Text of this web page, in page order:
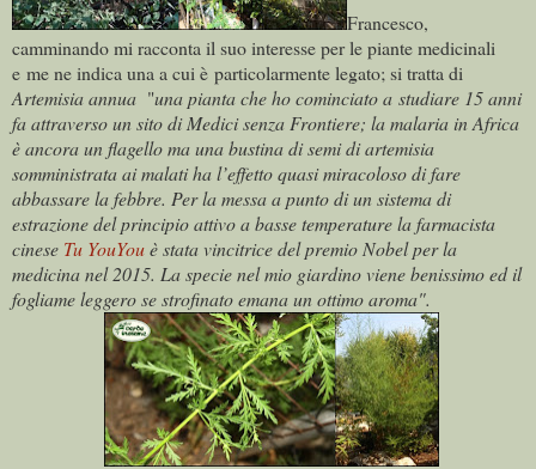
Francesco,
camminando mi racconta il suo interesse per le piante medicinali
e me ne indica una a cui è particolarmente legato; si tratta di
Artemisia annua "una pianta che ho cominciato a studiare 15 anni
fa attraverso un sito di Medici senza Frontiere; la malaria in Africa
è ancora un flagello ma una bustina di semi di artemisia
somministrata ai malati ha l’effetto quasi miracoloso di fare
abbassare la febbre. Per la messa a punto di un sistema di
estrazione del principio attivo a basse temperature la farmacista
cinese Tu YouYouè stata vincitrice del premio Nobel per la
medicina nel 2015. La specie nel mio giardino viene benissimo ed il
fogliame leggero se strofinato emana un ottimo aroma".